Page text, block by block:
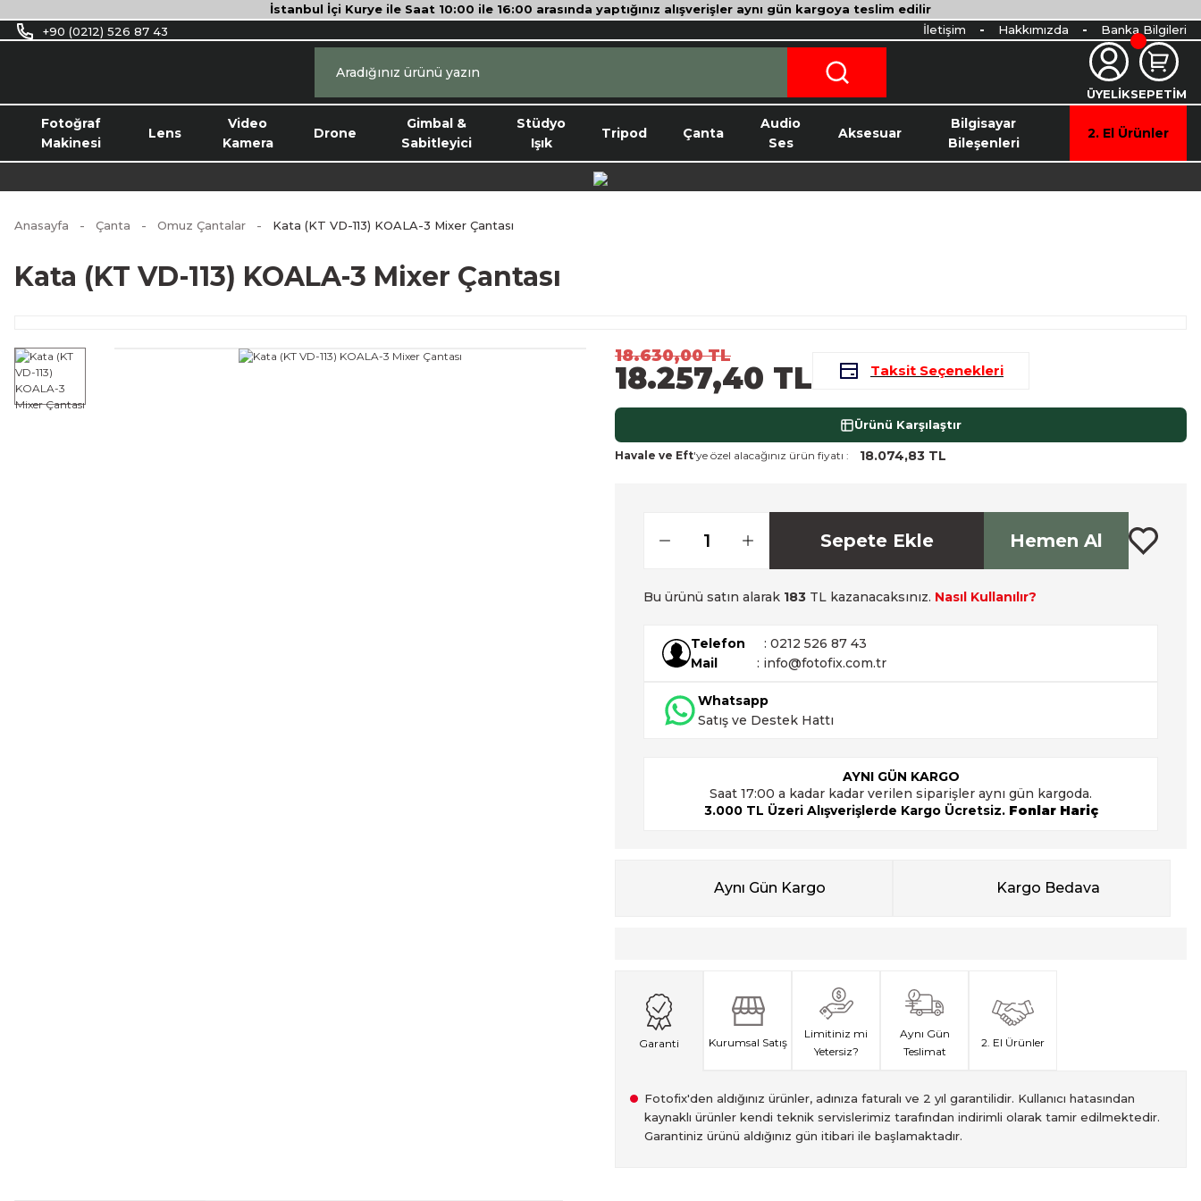
İstanbul İçi Kurye ile Saat 10:00 ile 16:00 arasında yaptığınız alışverişler aynı gün kargoya teslim edilir
+90 (0212) 526 87 43
İletişim Hakkımızda Banka Bilgileri
ÜYELİKSEPETİM
Fotoğraf
Makinesi
Lens
Video
Kamera
Drone
Gimbal &
Sabitleyici
Stüdyo
Işık
Tripod Çanta
Audio
Ses
Aksesuar
Bilgisayar
Bileşenleri
2. El Ürünler
Anasayfa Çanta Omuz Çantalar Kata (KT VD-113) KOALA-3 Mixer Çantası
Kata (KT VD-113) KOALA-3 Mixer Çantası
18.630,00 TL
18.257,40 TL Taksit Seçenekleri
Ürünü Karşılaştır
Havale ve Eft'ye özel alacağınız ürün fiyatı : 18.074,83 TL
Sepete Ekle Hemen Al
Bu ürünü satın alarak 183 TL kazanacaksınız. Nasıl Kullanılır?
Telefon
: 0212 526 87 43
Mail
: info@fotofix.com.tr
Whatsapp
Satış ve Destek Hattı
AYNI GÜN KARGO
Saat 17:00 a kadar kadar verilen siparişler aynı gün kargoda.
3.000 TL Üzeri Alışverişlerde Kargo Ücretsiz. Fonlar Hariç
Aynı Gün Kargo Kargo Bedava
Garanti Kurumsal Satış
Limitiniz mi
Yetersiz?
Aynı Gün
Teslimat
2. El Ürünler
Fotofix'den aldığınız ürünler, adınıza faturalı ve 2 yıl garantilidir. Kullanıcı hatasından
kaynaklı ürünler kendi teknik servislerimiz tarafından indirimli olarak tamir edilmektedir.
Garantiniz ürünü aldığınız gün itibari ile başlamaktadır.